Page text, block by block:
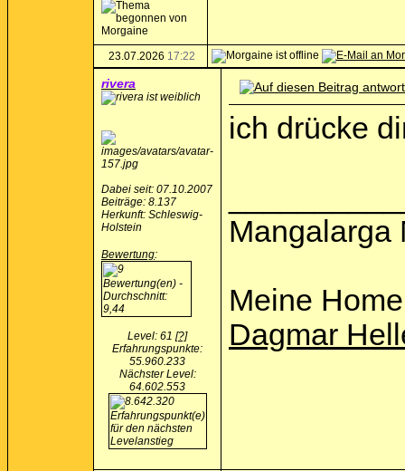
23.07.2026 17:22
rivera
Dabei seit: 07.10.2007
Beiträge: 8.137
Herkunft: Schleswig-
Holstein
Bewertung:
Level: 61 [?]
Erfahrungspunkte:
55.960.233
Nächster Level:
64.602.553
ich drücke
Mangalarga
Meine
Dagmar